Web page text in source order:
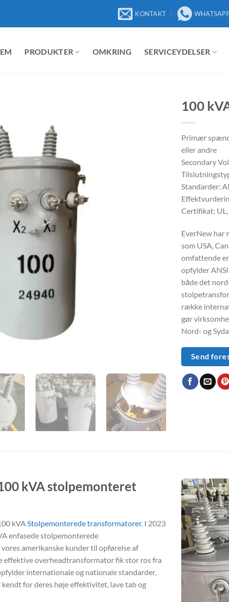
KONTAKT
PRODUKTER OMKRING SERVICEYDELSER
100
Primær
eller andre
Secondary
Standarder:
Certifikat: UL,
EverNew har
som USA,
omfattende
opfylder
både det
række
gør
Nord- og
Send
kVA stolpemonteret
kVAStolpemonterede transformatorer. I 2023
enfasede stolpemonterede
amerikanske kunder til opførelse af
effektive overheadtransformator fik stor ros fra
internationale og nationale standarder,
kendt for deres høje effektivitet, lave tab og